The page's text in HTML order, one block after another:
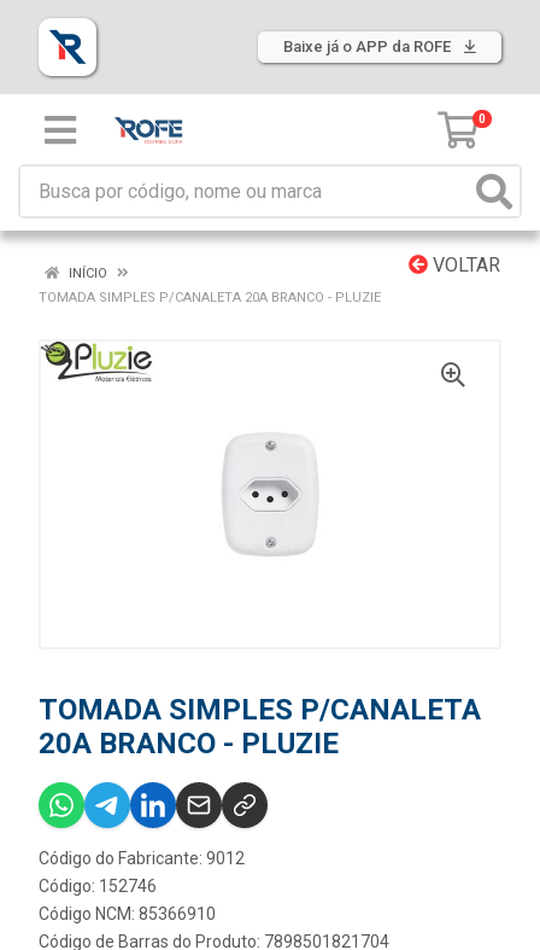
Baixe já o APP da ROFE
0
VOLTAR
INÍCIO
TOMADA SIMPLES P/CANALETA 20A BRANCO - PLUZIE
TOMADA SIMPLES P/CANALETA
20A BRANCO - PLUZIE
Código do Fabricante: 9012
Código: 152746
Código NCM: 85366910
Código de Barras do Produto: 7898501821704